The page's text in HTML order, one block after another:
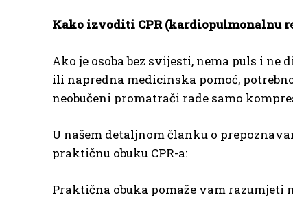
Kako izvoditi CPR (kardiopulmonalnu
Ako je osoba bez svijesti, nema puls i
ili napredna medicinska pomoć,
neobučeni promatrači rade samo
U našem detaljnom članku o
praktičnu obuku CPR-a:
Praktična obuka pomaže vam razumjeti